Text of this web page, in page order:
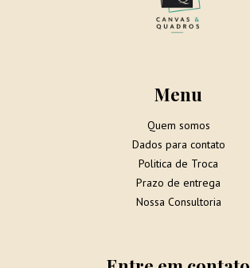
Menu
Quem somos
Dados para contato
Politica de Troca
Prazo de entrega
Nossa Consultoria